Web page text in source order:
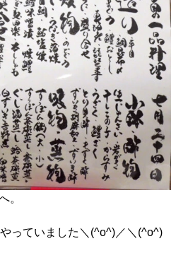
。
っていました＼(^o^)／＼(^o^)